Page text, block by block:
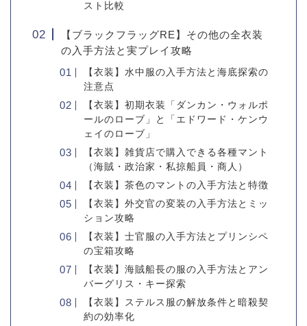
スト比較
【ブラックフラッグRE】その他の全衣装
の入手方法と実プレイ攻略
【衣装】水中服の入手方法と海底探索の
注意点
【衣装】初期衣装「ダンカン・ウォルポ
ールのローブ」と「エドワード・ケンウ
ェイのローブ」
【衣装】雑貨店で購入できる各種マント
（海賊・政治家・私掠船員・商人）
【衣装】茶色のマントの入手方法と特徴
【衣装】外交官の変装の入手方法とミッ
ション攻略
【衣装】士官服の入手方法とプリンシペ
の宝箱攻略
【衣装】海賊船長の服の入手方法とアン
バーグリス・キー探索
【衣装】ステルス服の解放条件と暗殺契
約の効率化